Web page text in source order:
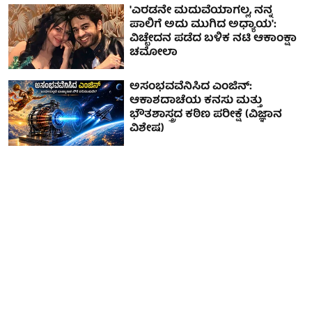
'ಎರಡನೇ ಮದುವೆಯಾಗಲ್ಲ, ನನ್ನ
ಪಾಲಿಗೆ ಅದು ಮುಗಿದ ಅಧ್ಯಾಯ':
ವಿಚ್ಛೇದನ ಪಡೆದ ಬಳಿಕ ನಟಿ ಆಕಾಂಕ್ಷಾ
ಚಮೋಲಾ
ಅಸಂಭವವೆನಿಸಿದ ಎಂಜಿನ್:
ಆಕಾಶದಾಚೆಯ ಕನಸು ಮತ್ತು
ಭೌತಶಾಸ್ತ್ರದ ಕಠಿಣ ಪರೀಕ್ಷೆ (ವಿಜ್ಞಾನ
ವಿಶೇಷ)